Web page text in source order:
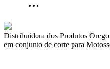
Distribuidora dos Produtos
em conjunto de corte para